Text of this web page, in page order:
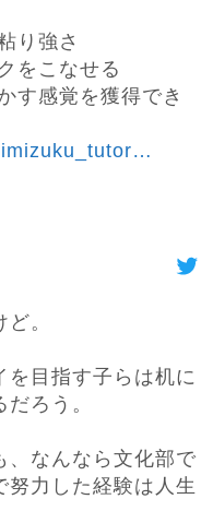
り強さ
をこなせる
す感覚を獲得でき
…
。
を目指す子らは机に
ろう。
、なんなら文化部で
努力した経験は人生